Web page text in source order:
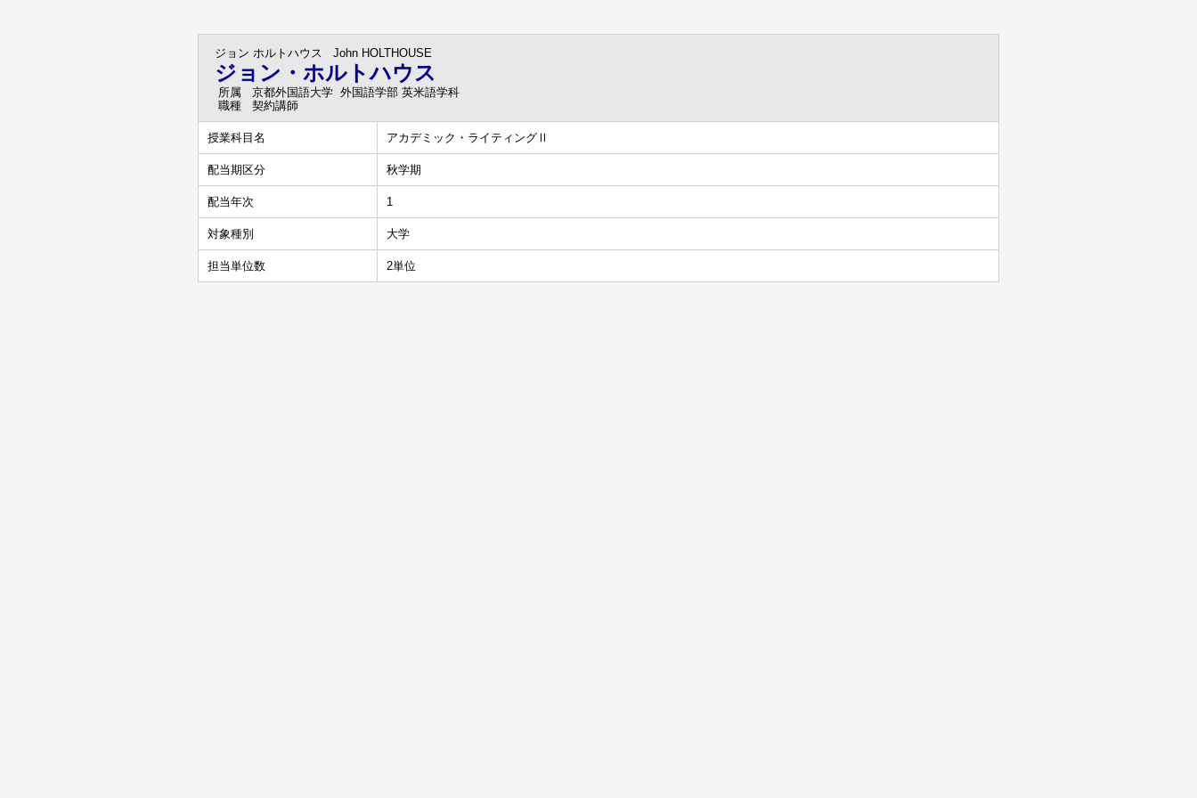
ジョン ホルトハウス John HOLTHOUSE
ジョン・ホルトハウス
所属
京都外国語大学 外国語学部 英米語学科
職種
契約講師
授業科目名 アカデミック・ライティングⅡ
配当期区分 秋学期
配当年次 1
対象種別 大学
担当単位数 2単位